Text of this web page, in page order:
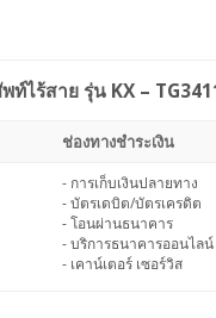
ท์ไร้สาย รุ่น KX –
ช่องทางชำระเงิน
- การเก็บเงินปลายทาง
- บัตรเดบิต/บัตรเครดิต
- โอนผ่านธนาคาร
- บริการธนาคารออนไลน์
- เคาน์เตอร์ เซอร์วิส